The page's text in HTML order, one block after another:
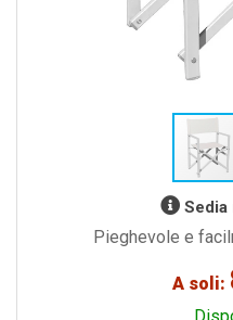
Sedia
Pieghevole e
A soli: